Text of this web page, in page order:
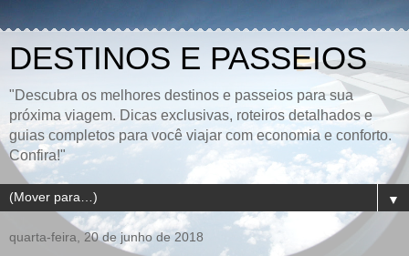
DESTINOS E PASSEIOS
"Descubra os melhores destinos e passeios para sua
próxima viagem. Dicas exclusivas, roteiros detalhados e
guias completos para você viajar com economia e conforto.
Confira!"
▼
quarta-feira, 20 de junho de 2018